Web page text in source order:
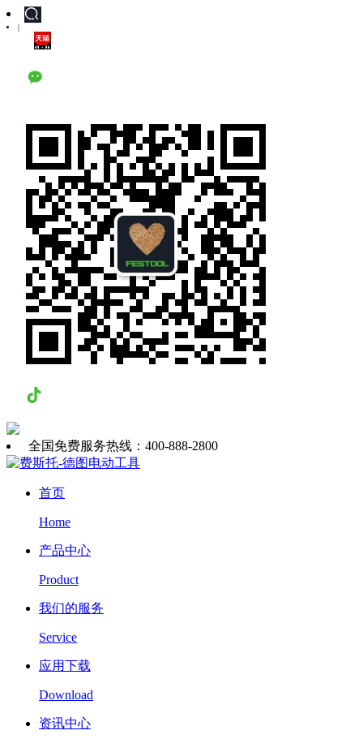
|
全国免费服务热线：400-888-2800
首页
Home
产品中心
Product
我们的服务
Service
应用下载
Download
资讯中心